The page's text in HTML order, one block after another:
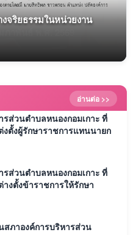
ระจำปี 2569 ครั้งที่ 1
จริยธรรมในหน่วยงาน
วัด ประชา รัฐ สร้างสุข”
พิธีเจริญพระพุทธมนต์ และ
กิจกรรม รวมพลังสร้างสัป
ณ วัดศรีเจริญ
จิตภาวนา เพื่อ
ะราชกุล เนื่องในโอกาสวัน
สมเด็จพระเจ้าอยู่หัว
อ่านต่อ >>
รส่วนตำบลหนองกอมเกาะ ที่
งตั้งผู้รักษาราชการแทนนายก
รส่วนตำบลหนองกอมเกาะ ที่
างตั้งข้าราชการให้รักษา
สภาองค์การบริหารส่วน